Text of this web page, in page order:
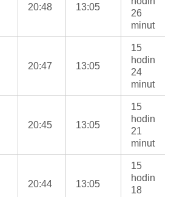
20:48 13:05
26
minut
20:47 13:05
15
hodin
24
minut
20:45 13:05
15
hodin
21
minut
20:44 13:05
15
hodin
18